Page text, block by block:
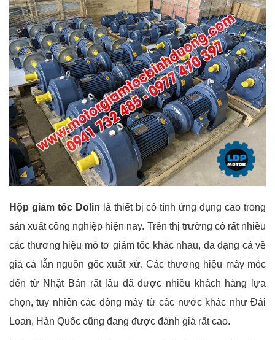
Hộp giảm tốc Dolin là thiết bị có tính ứng dụng cao trong
sản xuất công nghiệp hiện nay. Trên thị trường có rất nhiều
các thương hiệu mô tơ giảm tốc khác nhau, đa dạng cả về
giá cả lẫn nguồn gốc xuất xứ. Các thương hiệu máy móc
đến từ Nhật Bản rất lâu đã được nhiều khách hàng lựa
chọn, tuy nhiên các dòng máy từ các nước khác như Đài
Loan, Hàn Quốc cũng đang được đánh giá rất cao.